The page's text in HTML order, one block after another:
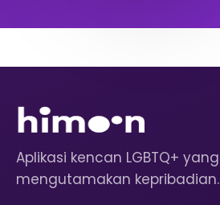
Aplikasi kencan LGBTQ+ yang
mengutamakan kepribadian.